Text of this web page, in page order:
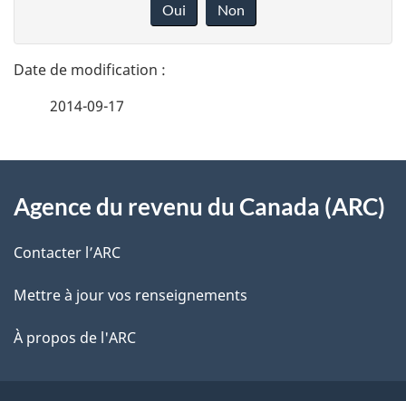
t
a
l
s
l
a
n
o
t
r
e
é
t
Oui Non
2014-09-17
propos
de
ce
site
Agence du revenu du Canada (ARC)
Contacter l’ARC
Mettre à jour vos renseignements
À propos de l'ARC